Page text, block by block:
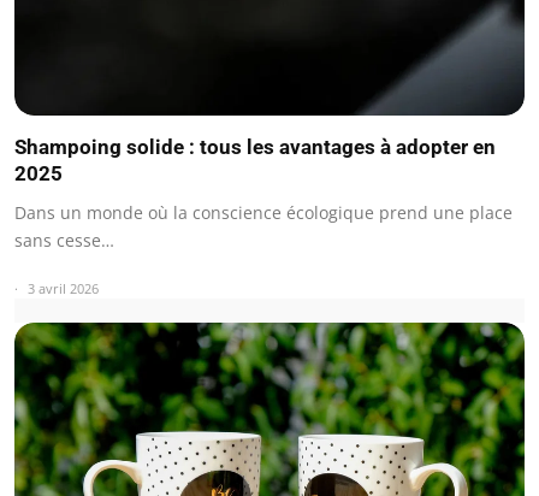
Shampoing solide : tous les avantages à adopter en
2025
Dans un monde où la conscience écologique prend une place
sans cesse…
3 avril 2026